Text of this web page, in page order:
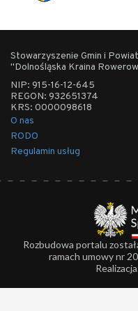
Stowarzyszenie Gmin i
"Dolnośląska Kraina
NIP: 915-16-12-645
REGON: 932651374
KRS: 0000098618
O nas
RODO
Regulamin usług
Rozbudowa portalu
ramach umowy nr